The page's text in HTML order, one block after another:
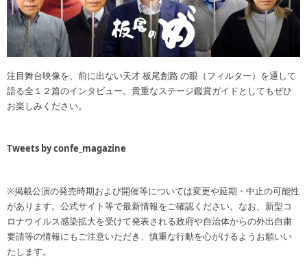
注目舞台映像を、前に出ない天才 板尾創路 の眼（フィルター）を通して
語る全１２篇のインタビュー。貴重なステージ鑑賞ガイドとしてもぜひ
お楽しみください。
Tweets by confe_magazine
※掲載公演の発売時期および開催等については変更や延期・中止の可能性
があります。公式サイト等で最新情報をご確認ください。なお、新型コ
ロナウイルス感染拡大を受けて発表される政府や自治体からの外出自粛
要請等の情報にもご注意いただき、慎重な行動を心がけるようお願いい
たします。